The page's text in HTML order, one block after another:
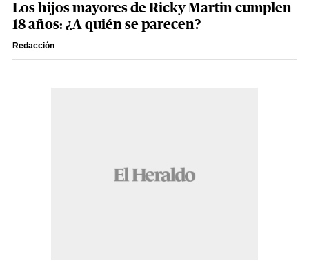
Los hijos mayores de Ricky Martin cumplen
18 años: ¿A quién se parecen?
Redacción